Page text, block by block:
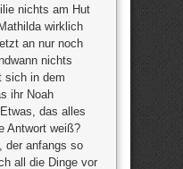
nichts am Hut
wirklich
an nur noch
nichts
sich in dem
ihr Noah
das alles
Antwort weiß?
der anfangs so
all die Dinge vor